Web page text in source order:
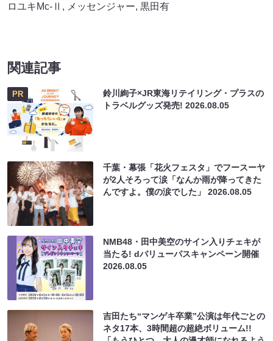
ロユキMc-Ⅱ , メッセンジャー, 黒田有
関連記事
PR
鈴川絢子×JR東海リテイリング・プラスの
トラベルグッズ発売!2026.08.05
千葉・幕張「花火フェスタ」でフースーヤ
が2人そろって涙「なんか雨が降ってきた
んですよ。僕の涙でした」2026.08.05
NMB48・田中美空のサイン入りチェキが
当たる! dバリューパスキャンペーン開催
2026.08.05
吉田たち“マンゲキ卒業”公演は年代ごとの
ネタ17本、3時間超の超絶ボリューム!!